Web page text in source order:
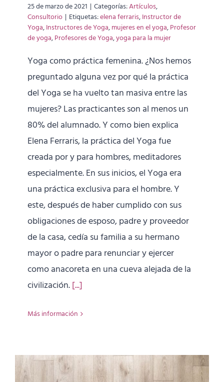
25 de marzo de 2021 | Categorías:Artículos,
Consultorio | Etiquetas:elena ferraris,Instructor de
Yoga,Instructores de Yoga,mujeres en el yoga,Profesor
de yoga,Profesores de Yoga,yoga para la mujer
Yoga como práctica femenina. ¿Nos hemos
preguntado alguna vez por qué la práctica
del Yoga se ha vuelto tan masiva entre las
mujeres? Las practicantes son al menos un
80% del alumnado. Y como bien explica
Elena Ferraris, la práctica del Yoga fue
creada por y para hombres, meditadores
especialmente. En sus inicios, el Yoga era
una práctica exclusiva para el hombre. Y
este, después de haber cumplido con sus
obligaciones de esposo, padre y proveedor
de la casa, cedía su familia a su hermano
mayor o padre para renunciar y ejercer
como anacoreta en una cueva alejada de la
civilización.[...]
Más información